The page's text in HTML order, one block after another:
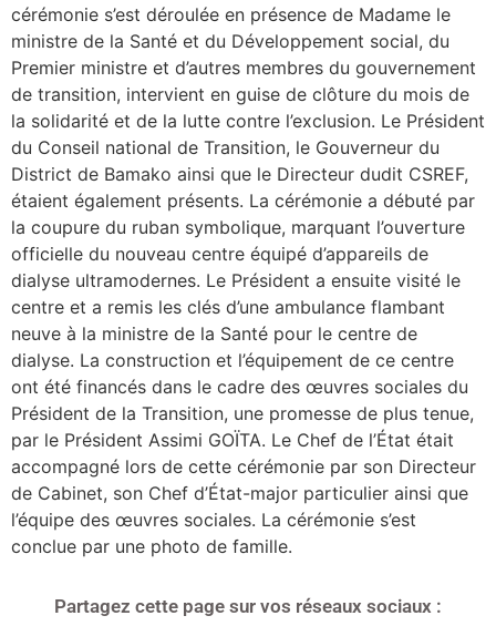
cérémonie s’est déroulée en présence de Madame le
ministre de la Santé et du Développement social, du
Premier ministre et d’autres membres du gouvernement
de transition, intervient en guise de clôture du mois de
la solidarité et de la lutte contre l’exclusion. Le Président
du Conseil national de Transition, le Gouverneur du
District de Bamako ainsi que le Directeur dudit CSREF,
étaient également présents. La cérémonie a débuté par
la coupure du ruban symbolique, marquant l’ouverture
officielle du nouveau centre équipé d’appareils de
dialyse ultramodernes. Le Président a ensuite visité le
centre et a remis les clés d’une ambulance flambant
neuve à la ministre de la Santé pour le centre de
dialyse. La construction et l’équipement de ce centre
ont été financés dans le cadre des œuvres sociales du
Président de la Transition, une promesse de plus tenue,
par le Président Assimi GOÏTA. Le Chef de l’État était
accompagné lors de cette cérémonie par son Directeur
de Cabinet, son Chef d’État-major particulier ainsi que
l’équipe des œuvres sociales. La cérémonie s’est
conclue par une photo de famille.
Partagez cette page sur vos réseaux sociaux :